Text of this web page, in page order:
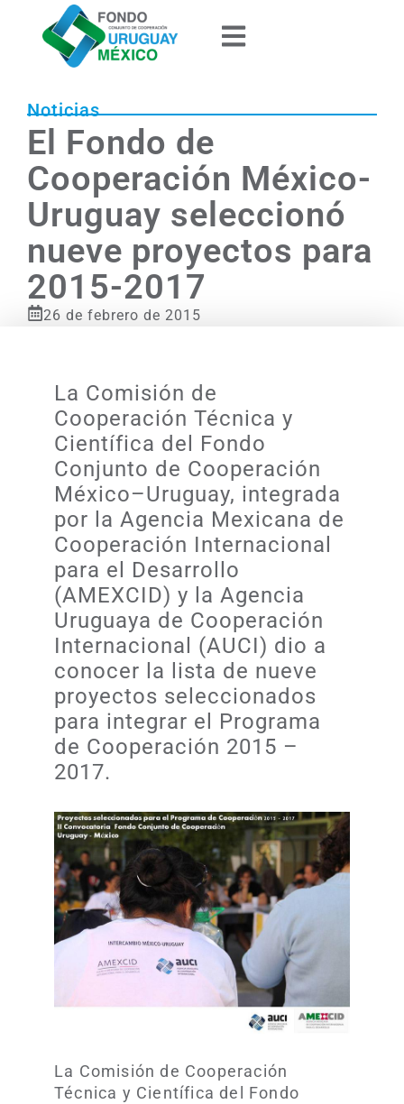
Noticias
El Fondo de
Cooperación México-
Uruguay seleccionó
nueve proyectos para
2015-2017
26 de febrero de 2015
La Comisión de
Cooperación Técnica y
Científica del Fondo
Conjunto de Cooperación
México–Uruguay, integrada
por la Agencia Mexicana de
Cooperación Internacional
para el Desarrollo
(AMEXCID) y la Agencia
Uruguaya de Cooperación
Internacional (AUCI) dio a
conocer la lista de nueve
proyectos seleccionados
para integrar el Programa
de Cooperación 2015 –
2017.
La Comisión de Cooperación
Técnica y Científica del Fondo